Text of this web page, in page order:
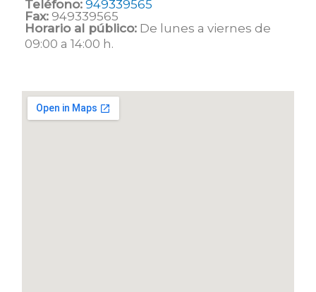
Teléfono: 949339565
Fax: 949339565
Horario al público: De lunes a viernes de
09:00 a 14:00 h.